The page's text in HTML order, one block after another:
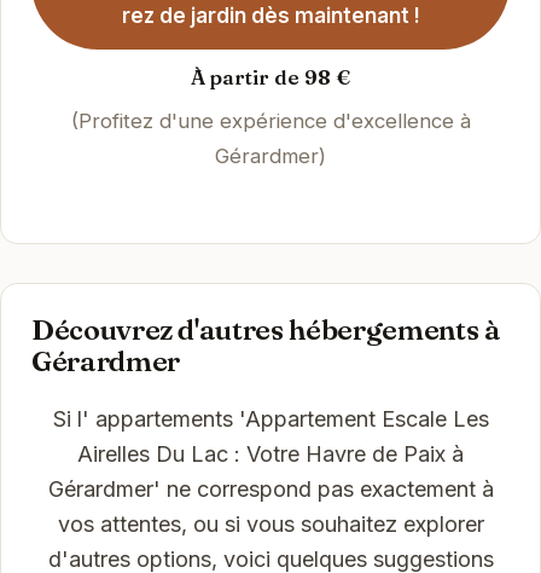
rez de jardin dès maintenant !
À partir de 98 €
(Profitez d'une expérience d'excellence à
Gérardmer)
Découvrez d'autres hébergements à
Gérardmer
Si l' appartements 'Appartement Escale Les
Airelles Du Lac : Votre Havre de Paix à
Gérardmer' ne correspond pas exactement à
vos attentes, ou si vous souhaitez explorer
d'autres options, voici quelques suggestions